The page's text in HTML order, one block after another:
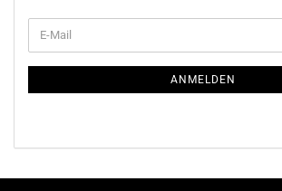
ZUR
NEWSLETTER-
E-
Mail
ANMELDEN